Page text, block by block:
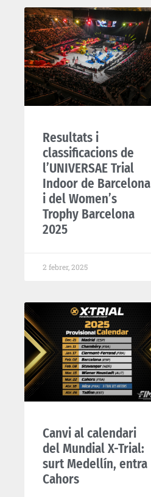
Resultats i
classificacions de
l’UNIVERSAE Trial
Indoor de Barcelona
i del Women’s
Trophy Barcelona
2025
2 febrer, 2025
Canvi al calendari
del Mundial X-Trial:
surt Medellín, entra
Cahors